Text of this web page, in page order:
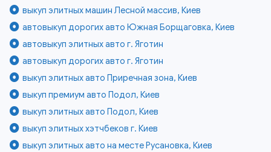
выкуп элитных машин Лесной массив, Киев
автовыкуп дорогих авто Южная Борщаговка, Киев
автовыкуп элитных авто г. Яготин
автовыкуп дорогих авто г. Яготин
выкуп элитных авто Приречная зона, Киев
выкуп премиум авто Подол, Киев
выкуп элитных авто Подол, Киев
выкуп элитных хэтчбеков г. Киев
выкуп элитных авто на месте Русановка, Киев